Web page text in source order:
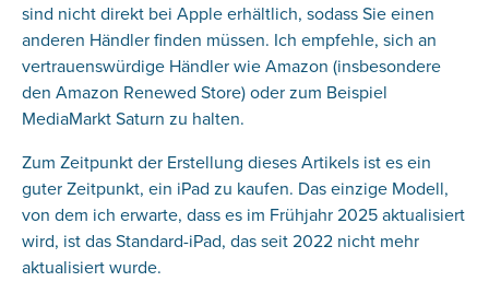
sind nicht direkt bei Apple erhältlich, sodass Sie einen
anderen Händler finden müssen. Ich empfehle, sich an
vertrauenswürdige Händler wie Amazon (insbesondere
den Amazon Renewed Store) oder zum Beispiel
MediaMarkt Saturn zu halten.
Zum Zeitpunkt der Erstellung dieses Artikels ist es ein
guter Zeitpunkt, ein iPad zu kaufen. Das einzige Modell,
von dem ich erwarte, dass es im Frühjahr 2025 aktualisiert
wird, ist das Standard-iPad, das seit 2022 nicht mehr
aktualisiert wurde.